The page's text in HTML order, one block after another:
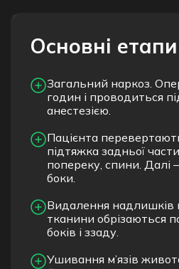
Основні етапи
Загальний наркоз.
годин і проводиться
анестезією.
Пацієнта
підтяжка задньої
попереку, спини. Далі
боки.
Видалення надлишків
тканини обрізаються
боків і ззаду.
Ушивання м’язів